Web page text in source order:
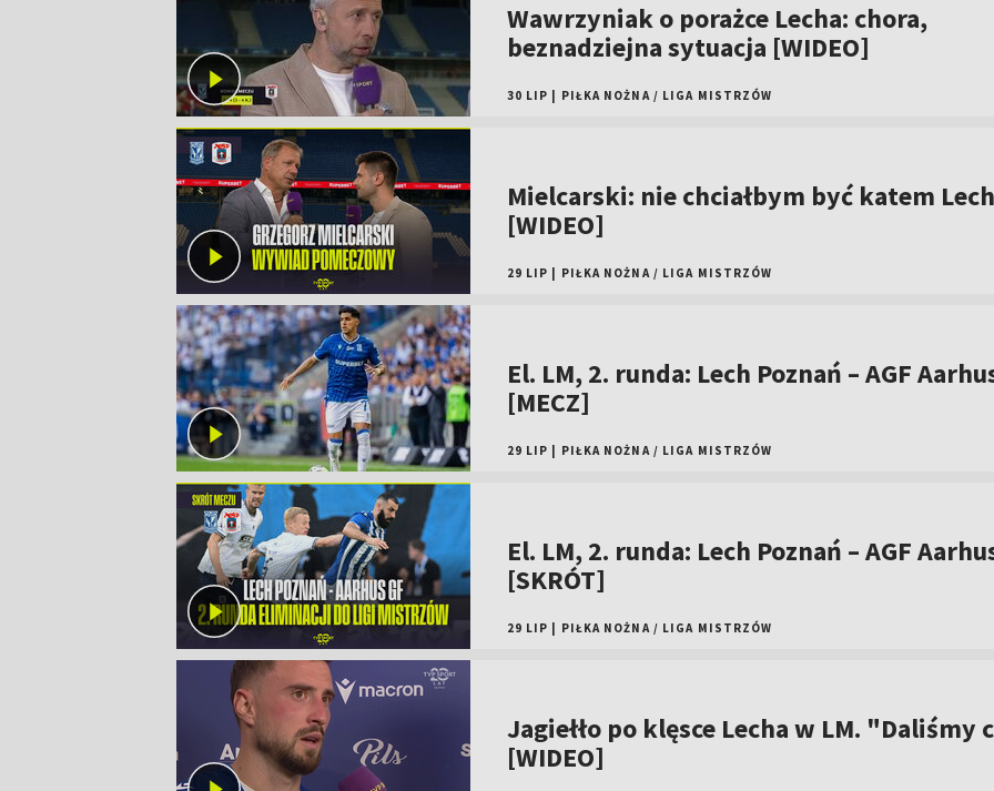
Wawrzyniak o porażce Lecha: chora,
beznadziejna sytuacja [WIDEO]
30 LIP PIŁKA NOŻNA / LIGA MISTRZÓW
Mielcarski: nie chciałbym być katem
[WIDEO]
29 LIP PIŁKA NOŻNA / LIGA MISTRZÓW
El. LM, 2. runda: Lech Poznań – AGF
[MECZ]
29 LIP PIŁKA NOŻNA / LIGA MISTRZÓW
El. LM, 2. runda: Lech Poznań – AGF
[SKRÓT]
29 LIP PIŁKA NOŻNA / LIGA MISTRZÓW
Jagiełło po klęsce Lecha w LM. "Daliśmy
[WIDEO]